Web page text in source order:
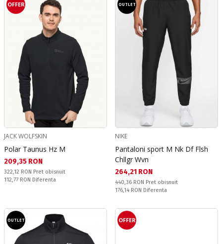
OFFER
JACK WOLFSKIN
Polar Taunus Hz M
Текуща цена:
209,35 RON
Pret obisnuit:
322,12 RON Pret obisnuit
Спестявате:
112,77 RON Diferenta
OUTLET
NIKE
Pantaloni sport M Nk Df Flsh
Chllgr Wvn
Текуща цена:
264,21 RON
Pret obisnuit:
440,36 RON Pret obisnuit
Спестявате:
176,14 RON Diferenta
OUTLET OFFER